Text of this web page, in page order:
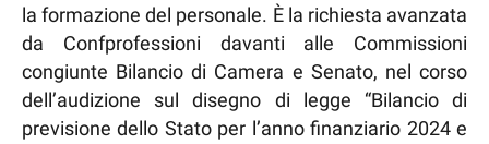
la formazione del personale. È la richiesta avanzata
da Confprofessioni davanti alle Commissioni
congiunte Bilancio di Camera e Senato, nel corso
dell’audizione sul disegno di legge “Bilancio di
previsione dello Stato per l’anno finanziario 2024 e